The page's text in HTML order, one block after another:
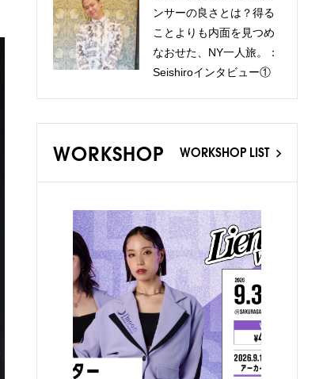
ンサーの良さとは？得る
ことよりも内面を見つめ
なおせた、NY一人旅。：
Seishiroインタビュー①
WORKSHOP WORKSHOP LIST